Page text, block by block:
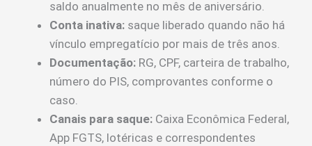
saldo anualmente no mês de aniversário.
Conta inativa: saque liberado quando não há
vínculo empregatício por mais de três anos.
Documentação: RG, CPF, carteira de trabalho,
número do PIS, comprovantes conforme o
caso.
Canais para saque: Caixa Econômica Federal,
App FGTS, lotéricas e correspondentes